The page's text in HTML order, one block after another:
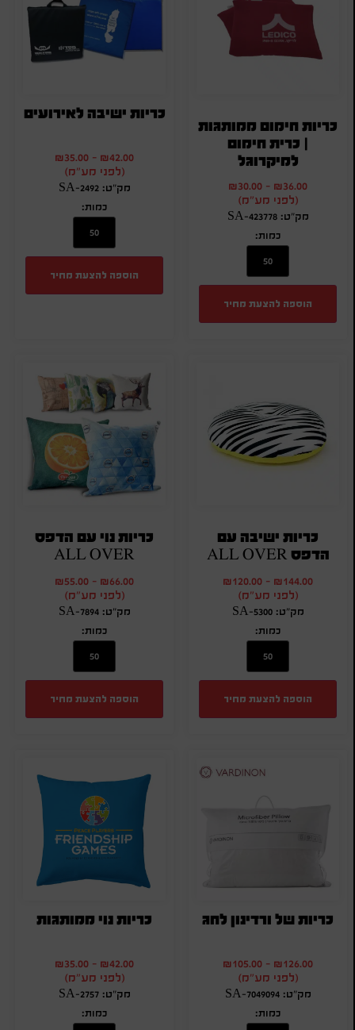
כריות חימום ממותגות
| כרית חימום
למיקרוגל
₪36.00
-
₪30.00
(לפני מע"מ)
מק"ט: SA-423778
כמות:
הוספה להצעת מחיר
כריות ישיבה לאירועים
₪42.00
-
₪35.00
(לפני מע"מ)
מק"ט: SA-2492
כמות:
הוספה להצעת מחיר
כריות ישיבה עם
הדפס ALL OVER
₪144.00
-
₪120.00
(לפני מע"מ)
מק"ט: SA-5300
כמות:
הוספה להצעת מחיר
כריות נוי עם הדפס
ALL OVER
₪66.00
-
₪55.00
(לפני מע"מ)
מק"ט: SA-7894
כמות:
הוספה להצעת מחיר
כריות של ורדינון לחג
₪126.00
-
₪105.00
(לפני מע"מ)
מק"ט: SA-7049094
כמות:
כריות נוי ממותגות
₪42.00
-
₪35.00
(לפני מע"מ)
מק"ט: SA-2757
כמות: